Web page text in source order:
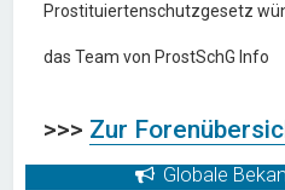
Prostituiertenschutzgesetz
das Team von ProstSchG Info
>>> Zur
Globale